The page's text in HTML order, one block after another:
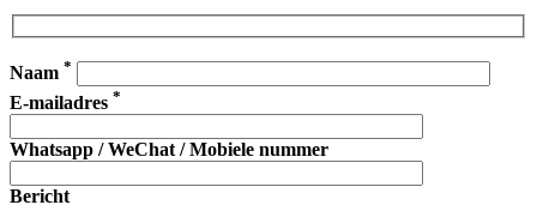
Naam *
E-mailadres *
Whatsapp / WeChat / Mobiele nummer
Bericht